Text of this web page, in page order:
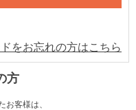
をお忘れの方はこちら
方
客様は、